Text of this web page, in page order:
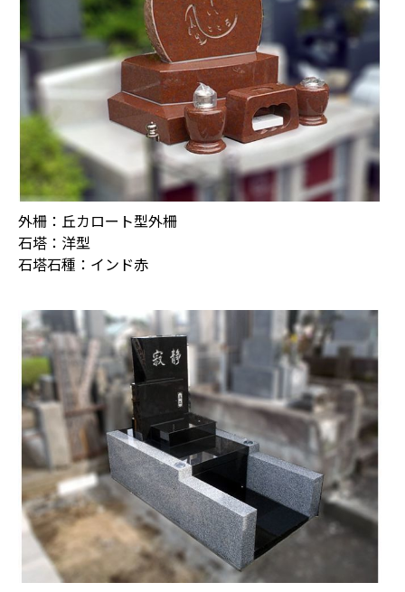
外柵：丘カロート型外柵
石塔：洋型
石塔石種：インド赤